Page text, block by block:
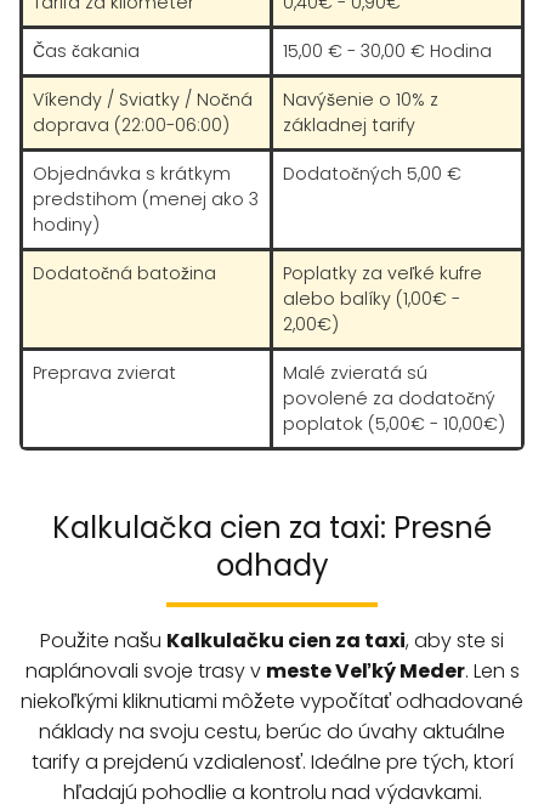
Čas čakania
15,00 € - 30,00 € Hodina
Víkendy / Sviatky / Nočná
doprava (22:00-06:00)
Navýšenie o 10% z
základnej tarify
Objednávka s krátkym
predstihom (menej ako 3
hodiny)
Dodatočných 5,00 €
Dodatočná batožina
Poplatky za veľké kufre
alebo balíky (1,00€ -
2,00€)
Preprava zvierat
Malé zvieratá sú
povolené za dodatočný
poplatok (5,00€ - 10,00€)
Kalkulačka cien za taxi: Presné
odhady
Použite našu Kalkulačku cien za taxi, aby ste si
naplánovali svoje trasy v meste Veľký Meder. Len s
niekoľkými kliknutiami môžete vypočítať odhadované
náklady na svoju cestu, berúc do úvahy aktuálne
tarify a prejdenú vzdialenosť. Ideálne pre tých, ktorí
hľadajú pohodlie a kontrolu nad výdavkami.